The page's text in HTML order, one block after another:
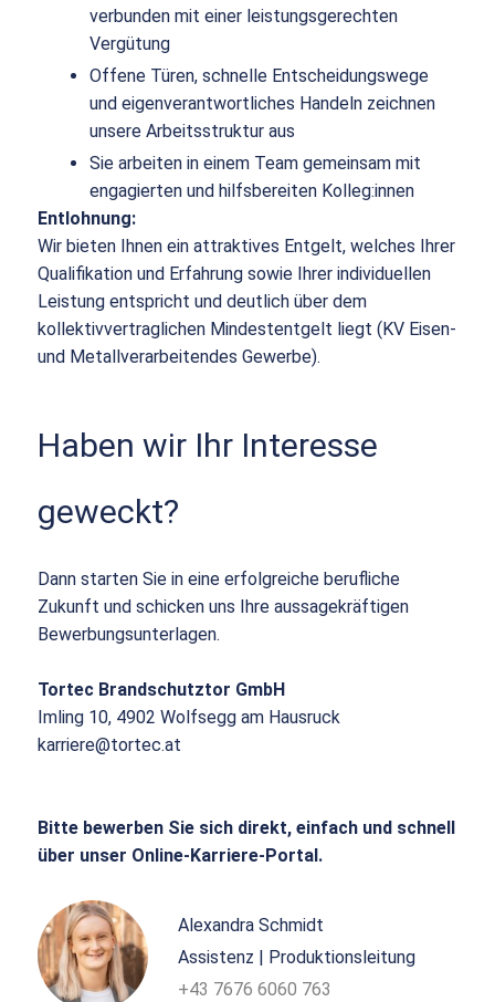
verbunden mit einer leistungsgerechten
Vergütung
Offene Türen, schnelle Entscheidungswege
und eigenverantwortliches Handeln zeichnen
unsere Arbeitsstruktur aus
Sie arbeiten in einem Team gemeinsam mit
engagierten und hilfsbereiten Kolleg:innen
Entlohnung:
Wir bieten Ihnen ein attraktives Entgelt, welches Ihrer
Qualifikation und Erfahrung sowie Ihrer individuellen
Leistung entspricht und deutlich über dem
kollektivvertraglichen Mindestentgelt liegt (KV Eisen-
und Metallverarbeitendes Gewerbe).
Haben wir Ihr Interesse
geweckt?
Dann starten Sie in eine erfolgreiche berufliche
Zukunft und schicken uns Ihre aussagekräftigen
Bewerbungsunterlagen.
Tortec Brandschutztor GmbH
Imling 10, 4902 Wolfsegg am Hausruck
karriere@tortec.at
Bitte bewerben Sie sich direkt, einfach und schnell
über unser Online-Karriere-Portal.
Alexandra Schmidt
Assistenz | Produktionsleitung
+43 7676 6060 763